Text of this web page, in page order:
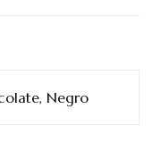
Negro